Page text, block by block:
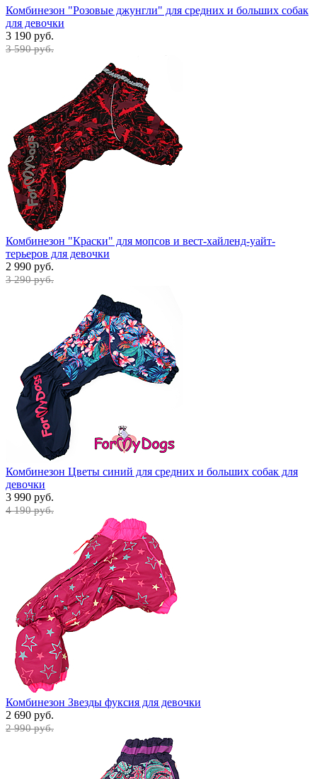
Комбинезон "Розовые джунгли" для средних и больших собак
для девочки
3 190 руб.
3 590 руб.
Комбинезон "Краски" для мопсов и вест-хайленд-уайт-
терьеров для девочки
2 990 руб.
3 290 руб.
Комбинезон Цветы синий для средних и больших собак для
девочки
3 990 руб.
4 190 руб.
Комбинезон Звезды фуксия для девочки
2 690 руб.
2 990 руб.